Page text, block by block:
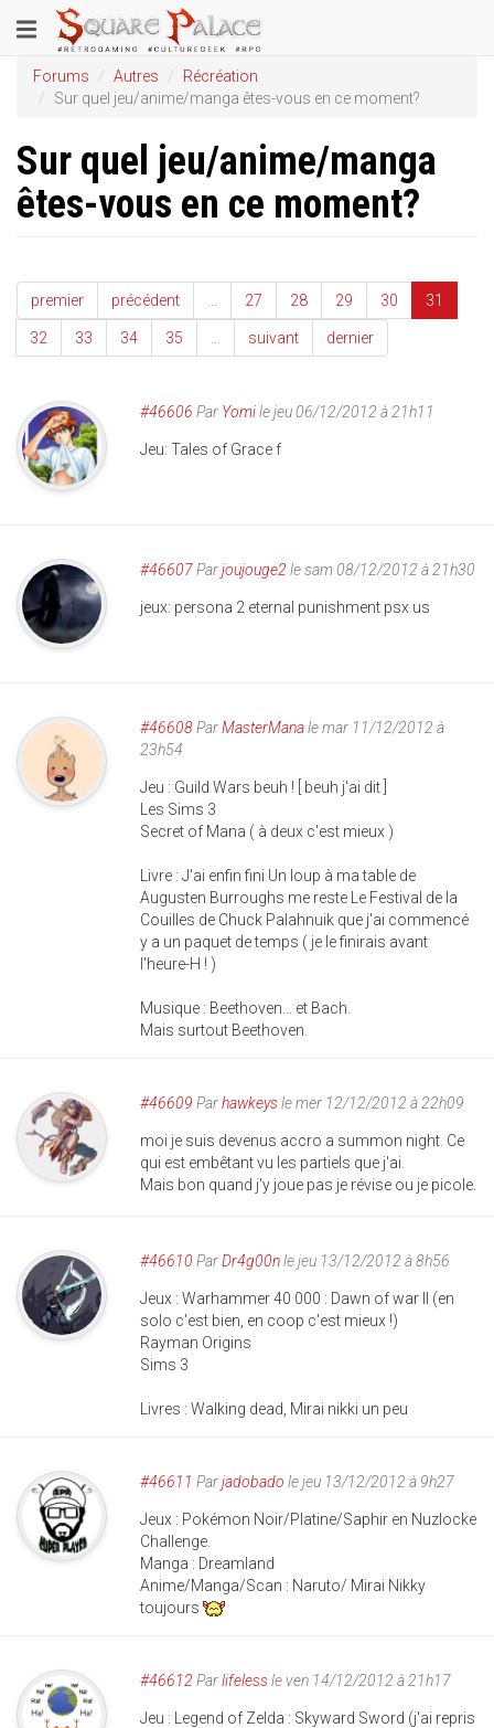
au
contenu
principal
Toggle
navigation
Forums Autres
Récréation
Sur quel jeu/anime/manga êtes-vous en ce moment?
Sur quel jeu/anime/manga
êtes-vous en ce moment?
premier précédent 27 28 29 30 31
32 33 34 35 suivant dernier
#46606 Par Yomile jeu 06/12/2012 à 21h11
Jeu: Tales of Grace f
#46607Parjoujouge2 le sam 08/12/2012 à 21h30
jeux: persona 2 eternal punishment psx us
#46608ParMasterManale mar 11/12/2012 à
23h54
Jeu : Guild Wars beuh ! [ beuh j'ai dit ]
Les Sims 3
Secret of Mana ( à deux c'est mieux )
Livre : J'ai enfin fini Un loup à ma table de
Augusten Burroughs me reste Le Festival de la
Couilles de Chuck Palahnuik que j'ai commencé
y a un paquet de temps ( je le finirais avant
l'heure-H ! )
Musique : Beethoven... et Bach.
Mais surtout Beethoven.
#46609 Parhawkeysle mer 12/12/2012 à 22h09
moi je suis devenus accro a summon night. Ce
qui est embêtant vu les partiels que j'ai.
Mais bon quand j'y joue pas je révise ou je picole.
#46610 ParDr4g00nle jeu 13/12/2012 à 8h56
Jeux : Warhammer 40 000 : Dawn of war II (en
solo c'est bien, en coop c'est mieux !)
Rayman Origins
Sims 3
Livres : Walking dead, Mirai nikki un peu
#46611 Parjadobado le jeu 13/12/2012 à 9h27
Jeux : Pokémon Noir/Platine/Saphir en Nuzlocke
Challenge.
Manga : Dreamland
Anime/Manga/Scan : Naruto/ Mirai Nikky
toujours
#46612 Parlifelessle ven 14/12/2012 à 21h17
Jeu : Legend of Zelda : Skyward Sword (j'ai repris